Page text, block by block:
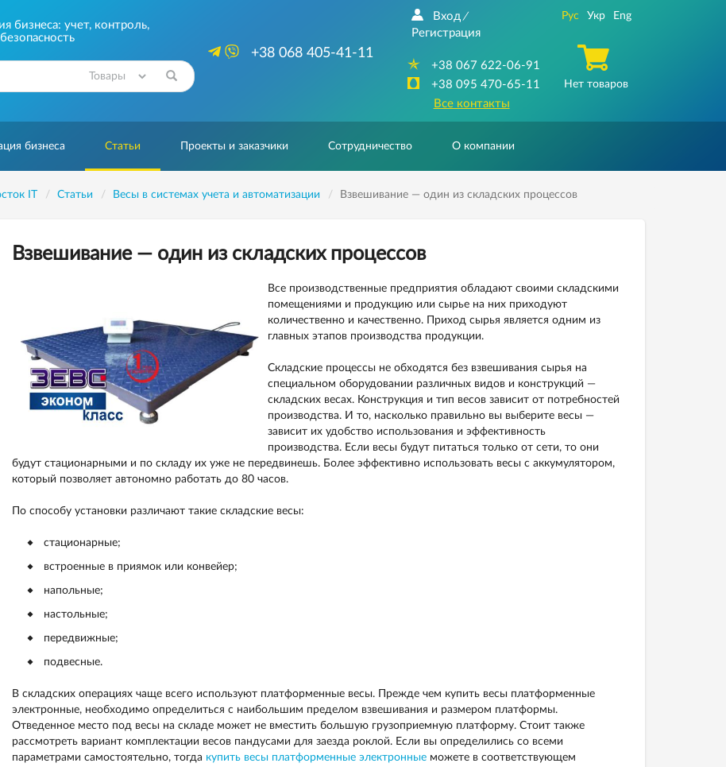
бизнеса: учет, контроль,
безопасность
+38 068 405-41-11
Вход /
Регистрация
+38 067 622-06-91
+38 095 470-65-11
Все контакты
Рус Укр Eng
Нет товаров
бизнеса Статьи Проекты и заказчики Сотрудничество О компании
IT Статьи Весы в системах учета и автоматизации Взвешивание — один из складских процессов
Взвешивание — один из складских процессов
Все производственные предприятия обладают своими складскими
помещениями и продукцию или сырье на них приходуют
количественно и качественно. Приход сырья является одним из
главных этапов производства продукции.
Складские процессы не обходятся без взвешивания сырья на
специальном оборудовании различных видов и конструкций —
складских весах. Конструкция и тип весов зависит от потребностей
производства. И то, насколько правильно вы выберите весы —
зависит их удобство использования и эффективность
производства. Если весы будут питаться только от сети, то они
будут стационарными и по складу их уже не передвинешь. Более эффективно использовать весы с аккумулятором,
который позволяет автономно работать до 80 часов.
По способу установки различают такие складские весы:
стационарные;
встроенные в приямок или конвейер;
напольные;
настольные;
передвижные;
подвесные.
В складских операциях чаще всего используют платформенные весы. Прежде чем купить весы платформенные
электронные, необходимо определиться с наибольшим пределом взвешивания и размером платформы.
Отведенное место под весы на складе может не вместить большую грузоприемную платформу. Стоит также
рассмотреть вариант комплектации весов пандусами для заезда роклой. Если вы определились со всеми
параметрами самостоятельно, тогда купить весы платформенные электронныеможете в соответствующем